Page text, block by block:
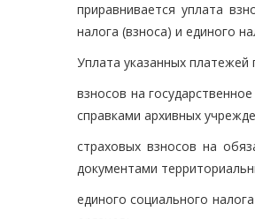
приравнивается уплата
налога (взноса) и единого
Уплата указанных
взносов на
справками архивных
страховых взносов на
документами
единого социального